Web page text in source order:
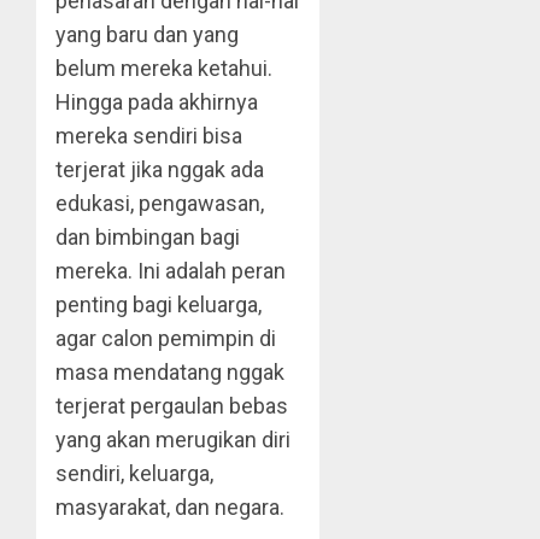
yang baru dan yang
belum mereka ketahui.
Hingga pada akhirnya
mereka sendiri bisa
terjerat jika nggak ada
edukasi, pengawasan,
dan bimbingan bagi
mereka. Ini adalah peran
penting bagi keluarga,
agar calon pemimpin di
masa mendatang nggak
terjerat pergaulan bebas
yang akan merugikan diri
sendiri, keluarga,
masyarakat, dan negara.